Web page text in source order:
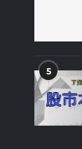
5